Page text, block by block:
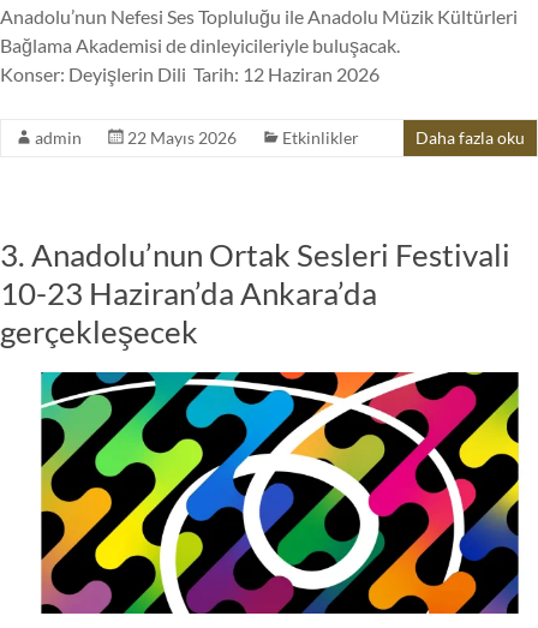
Anadolu’nun Nefesi Ses Topluluğu ile Anadolu Müzik Kültürleri
Bağlama Akademisi de dinleyicileriyle buluşacak.
Konser: Deyişlerin Dili Tarih: 12 Haziran 2026
admin 22 Mayıs 2026 Etkinlikler Daha fazla oku
3. Anadolu’nun Ortak Sesleri Festivali
10-23 Haziran’da Ankara’da
gerçekleşecek